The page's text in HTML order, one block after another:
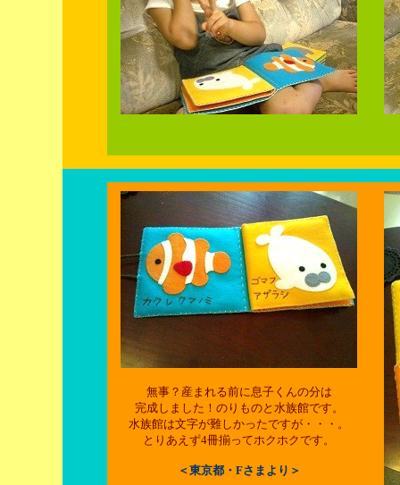
無事？産まれる前に息子くんの分は
完成しました！のりものと水族館です。
水族館は文字が難しかったですが・・・。
とりあえず4冊揃ってホクホクです。
＜東京都・Fさまより＞